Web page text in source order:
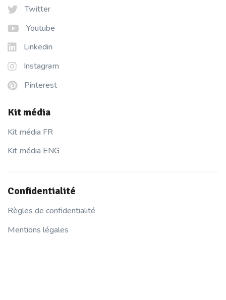
Twitter
Youtube
Linkedin
Instagram
Pinterest
Kit média
Kit média FR
Kit média ENG
Confidentialité
Règles de confidentialité
Mentions légales